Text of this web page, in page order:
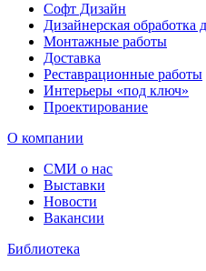
Софт Дизайн
Дизайнерская обработка
Монтажные работы
Доставка
Реставрационные работы
Интерьеры «под ключ»
Проектирование
О компании
СМИ о нас
Выставки
Новости
Вакансии
Библиотека